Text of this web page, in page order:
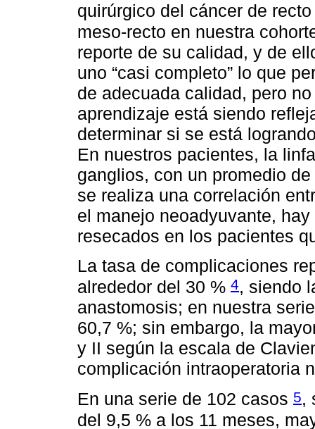
quirúrgico del cáncer de
meso-recto en nuestra
reporte de su calidad, y de
uno “casi completo” lo que
de adecuada calidad, pero
aprendizaje está siendo
determinar si se está
En nuestros pacientes, la
ganglios, con un promedio
se realiza una correlación
el manejo neoadyuvante,
resecados en los pacientes
La tasa de complicaciones
alrededor del 30 % 4, siendo
anastomosis; en nuestra
60,7 %; sin embargo, la
y II según la escala de
complicación intraoperatoria
En una serie de 102 casos 5,
del 9,5 % a los 11 meses,